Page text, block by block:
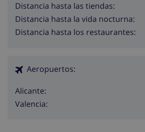
Distancia hasta las tiendas:
Distancia hasta la vida nocturna:
Distancia hasta los restaurantes:
Aeropuertos:
Alicante:
Valencia: